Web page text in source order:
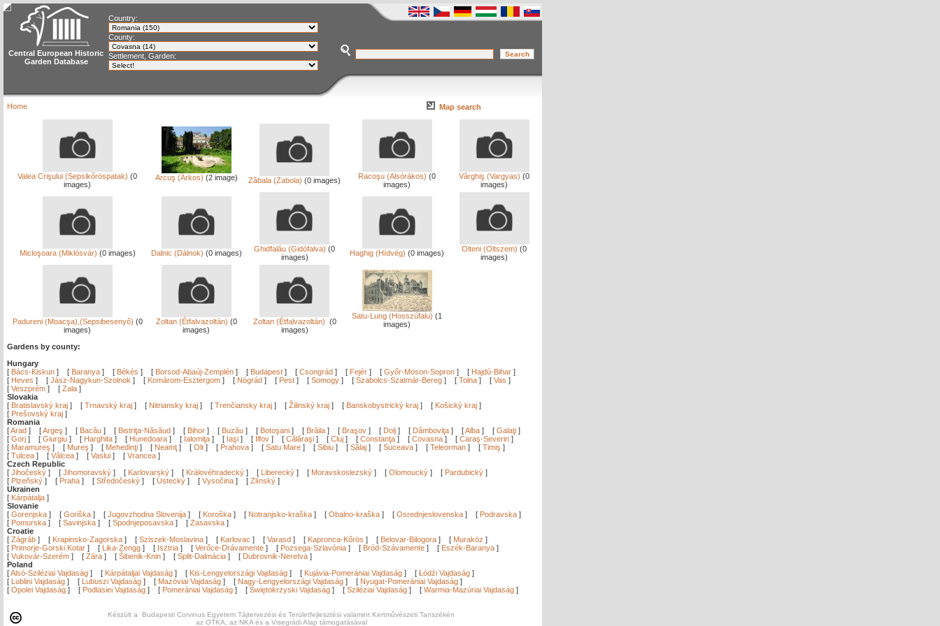
Central European Historic
Garden Database
Country:
County:
Settlement, Garden:
Home Map search
Valea Crişului (Sepsikőröspatak) (0
images)
Arcuş (Árkos) (2 image) Zăbala (Zabola) (0 images) Racoşu (Alsórákos) (0
images)
Vârghiş (Vargyas) (0
images)
Micloşoara (Miklósvár) (0 images) Dalnic (Dálnok) (0 images) Ghidfalău (Gidófalva) (0
images)
Haghig (Hídvég) (0 images) Olteni (Oltszem) (0
images)
Padureni (Moacşa),(Sepsibesenyő) (0
images)
Zoltan (Étfalvazoltán) (0
images)
Zoltan (Étfalvazoltán) (0
images)
Satu-Lung (Hosszúfalu) (1
images)
Gardens by county:
Hungary
[ Bács-Kiskun ] [ Baranya ] [ Békés ] [ Borsod-Abaúj-Zemplén ] [ Budapest ] [ Csongrád ] [ Fejér ] [ Győr-Moson-Sopron ] [ Hajdú-Bihar ]
[ Heves ] [ Jász-Nagykun-Szolnok ] [ Komárom-Esztergom ] [ Nógrád ] [ Pest ] [ Somogy ] [ Szabolcs-Szatmár-Bereg ] [ Tolna ] [ Vas ]
[ Veszprém ] [ Zala ]
Slovakia
[ Bratislavský kraj ] [ Trnavský kraj ] [ Nitriansky kraj ] [ Trenčiansky kraj ] [ Žilinský kraj ] [ Banskobystrický kraj ] [ Košický kraj ]
[ Prešovský kraj ]
Romania
[Arad ] [Argeş ] [ Bacău ] [ Bistriţa-Năsăud ] [ Bihor ] [ Buzău ] [ Botoşani ] [ Brăila ] [ Braşov ] [ Dolj ] [ Dâmboviţa ] [Alba ] [ Galaţi ]
[ Gorj ] [ Giurgiu ] [ Harghita ] [ Hunedoara ] [ Ialomiţa ] [ Iaşi ] [ Ilfov ] [ Călăraşi ] [ Cluj ] [ Constanţa ] [ Covasna ] [ Caraş-Severin ]
[ Maramureş ] [ Mureş ] [ Mehedinţi ] [ Neamţ ] [ Olt ] [ Prahova ] [ Satu Mare ] [ Sibiu ] [ Sălaj ] [ Suceava ] [ Teleorman ] [ Timiş ]
[ Tulcea ] [ Vâlcea ] [ Vaslui ] [ Vrancea ]
Czech Republic
[ Jihočeský ] [ Jihomoravský ] [ Karlovarský ] [ Královéhradecký ] [ Liberecký ] [ Moravskoslezský ] [ Olomoucký ] [ Pardubický ]
[ Plzeňský ] [ Praha ] [ Středočeský ] [ Ústecký ] [ Vysočina ] [ Zlínský ]
Ukrainen
[ Kárpátalja ]
Slovanie
[ Gorenjska ] [ Goriška ] [ Jugovzhodna Slovenija ] [ Koroška ] [ Notranjsko-kraška ] [ Obalno-kraška ] [ Osrednjeslovenska ] [ Podravska ]
[ Pomurska ] [ Savinjska ] [ Spodnjeposavska ] [ Zasavska ]
Croatie
[ Zágráb ] [ Krapinsko-Zagorska ] [ Sziszek-Moslavina ] [ Karlovac ] [ Varasd ] [ Kapronca-Kőrös ] [ Belovar-Bilogora ] [ Muraköz ]
[ Primorje-Gorski Kotar ] [ Lika-Zengg ] [ Isztria ] [ Verőce-Drávamente ] [ Pozsega-Szlavónia ] [ Bród-Szávamente ] [ Eszék-Baranya ]
[ Vukovár-Szerém ] [ Zára ] [ Šibenik-Knin ] [ Split-Dalmácia ] [ Dubrovnik-Neretva ]
Poland
[Alsó-Sziléziai Vajdaság ] [ Kárpátaljai Vajdaság ] [ Kis-Lengyelországi Vajdaság ] [ Kujávia-Pomerániai Vajdaság ] [ Łódźi Vajdaság ]
[ Lublini Vajdaság ] [ Lubuszi Vajdaság ] [ Mazóviai Vajdaság ] [ Nagy-Lengyelországi Vajdaság ] [ Nyugat-Pomerániai Vajdaság ]
[ Opolei Vajdaság ] [ Podlasiei Vajdaság ] [ Pomerániai Vajdaság ] [ Świętokrzyski Vajdaság ] [ Sziléziai Vajdaság ] [ Warmia-Mazúriai Vajdaság ]
Készült a Budapesti Corvinus Egyetem Tájtervezési és Területfejlesztési valamint Kertművészeti Tanszékén
az OTKA, az NKA és a Visegrádi Alap támogatásával